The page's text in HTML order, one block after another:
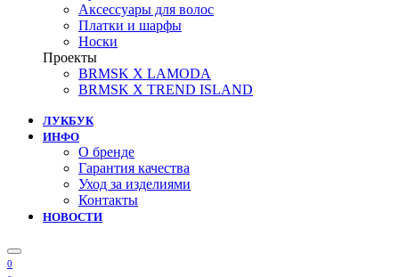
Аксессуары для волос
Платки и шарфы
Носки
Проекты
BRMSK X LAMODA
BRMSK X TREND ISLAND
ЛУКБУК
ИНФО
О бренде
Гарантия качества
Уход за изделиями
Контакты
НОВОСТИ
0